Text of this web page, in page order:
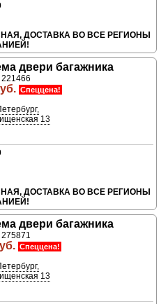
ДОСТАВКА ВО ВСЕ РЕГИОНЫ
двери багажника
221466
Спеццена!
13
ДОСТАВКА ВО ВСЕ РЕГИОНЫ
двери багажника
275871
Спеццена!
13